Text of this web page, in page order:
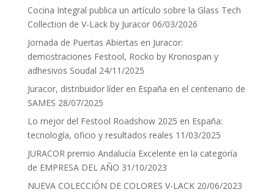
Cocina Integral publica un artículo sobre la Glass Tech
Collection de V-Lack by Juracor 06/03/2026
Jornada de Puertas Abiertas en Juracor:
demostraciones Festool, Rocko by Kronospan y
adhesivos Soudal 24/11/2025
Juracor, distribuidor líder en España en el centenario de
SAMES 28/07/2025
Lo mejor del Festool Roadshow 2025 en España:
tecnología, oficio y resultados reales 11/03/2025
JURACOR premio Andalucía Excelente en la categoría
de EMPRESA DEL AÑO 31/10/2023
NUEVA COLECCIÓN DE COLORES V-LACK 20/06/2023